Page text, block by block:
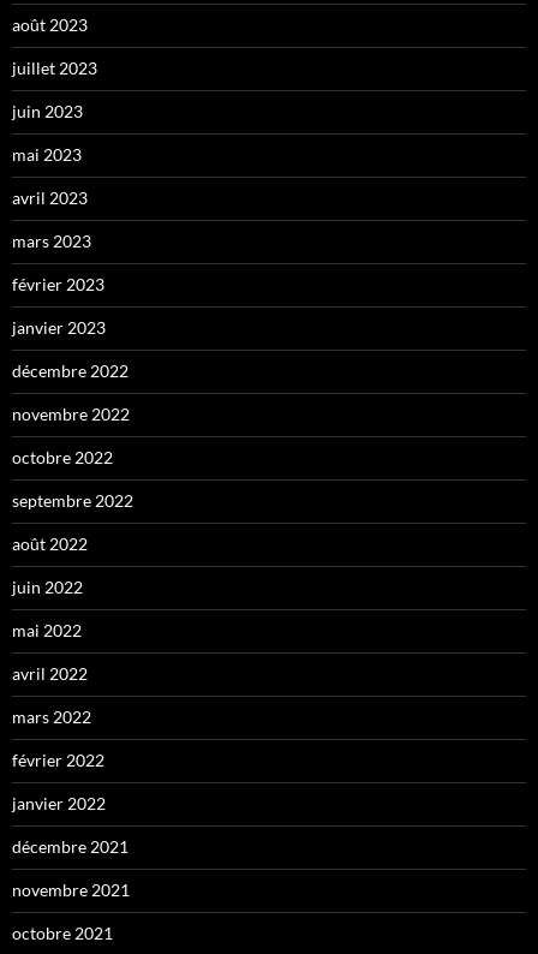
août 2023
juillet 2023
juin 2023
mai 2023
avril 2023
mars 2023
février 2023
janvier 2023
décembre 2022
novembre 2022
octobre 2022
septembre 2022
août 2022
juin 2022
mai 2022
avril 2022
mars 2022
février 2022
janvier 2022
décembre 2021
novembre 2021
octobre 2021